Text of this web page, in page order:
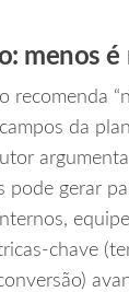
menos é
recomenda
da
pode gerar
chave